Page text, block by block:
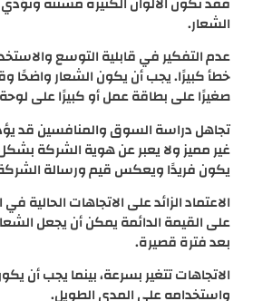
الشعار.
عدم التفكير في قابلية التوسع
خطأ كبيرًا. يجب أن يكون الشعار واضحًا
صغيرًا على بطاقة عمل أو كبيرًا على لوحة
تجاهل دراسة السوق والمنافسين قد
غير مميز ولا يعبر عن هوية الشركة
يكون فريدًا ويعكس قيم ورسالة
الاعتماد الزائد على الاتجاهات الحالية
على القيمة الدائمة يمكن أن يجعل
بعد فترة قصيرة.
الاتجاهات تتغير بسرعة، بينما يجب أن
واستخدامه على المدى الطويل.